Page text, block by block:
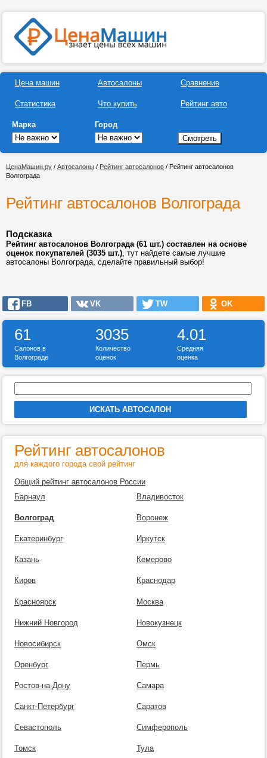
Цена машин
Статистика
Автосалоны
Что купить
Сравнение
Рейтинг авто
Марка Город
ЦенаМашин.ру / Автосалоны / Рейтинг автосалонов / Рейтинг автосалонов
Волгограда
Рейтинг автосалонов Волгограда
Подсказка
Рейтинг автосалонов Волгограда (61 шт.) составлен на основе
оценок покупателей (3035 шт.), тут найдете самые лучшие
автосалоны Волгограда, сделайте правильный выбор!
FB VK TW OK
61 3035 4.01
Салонов в
Волгограде
Количество
оценок
Средняя
оценка
Рейтинг автосалонов
для каждого города свой рейтинг
Общий рейтинг автосалонов России
Барнаул
Владивосток
Волгоград Воронеж
Екатеринбург Иркутск
Казань Кемерово
Киров Краснодар
Красноярск Москва
Нижний Новгород Новокузнецк
Новосибирск Омск
Оренбург Пермь
Ростов-на-Дону Самара
Санкт-Петербург Саратов
Севастополь Симферополь
Томск Тула